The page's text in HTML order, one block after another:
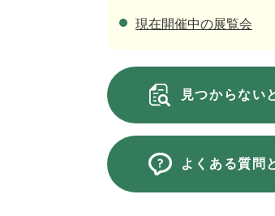
現在開催中の展覧会
見つからない
よくある質問